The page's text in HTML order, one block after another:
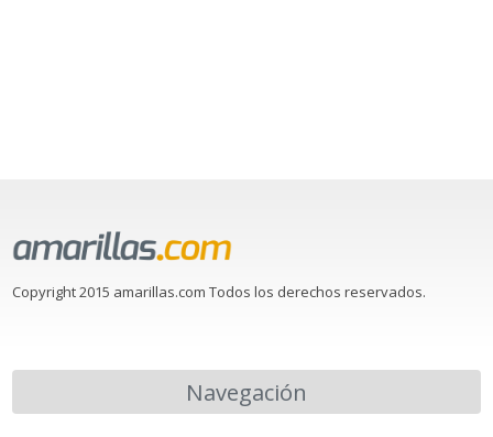
Copyright 2015 amarillas.com Todos los derechos reservados.
Navegación